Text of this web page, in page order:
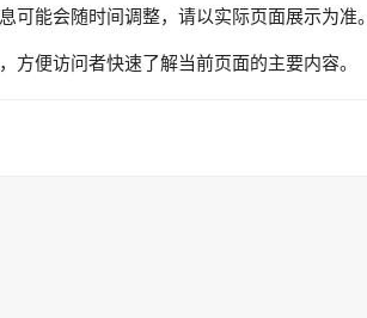
可能会随时间调整，请以实际页面展示为准。
方便访问者快速了解当前页面的主要内容。